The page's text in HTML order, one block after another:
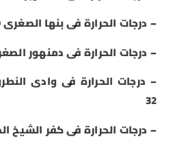
– درجات الحرارة فى بنها الصغرى 19 والعظمى 31
– درجات الحرارة فى دمنهور الصغرى 19
32
– درجات الحرارة فى كفر الشيخ الصغرى 18